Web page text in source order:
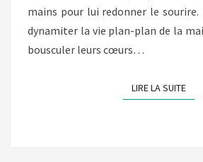
mains pour lui redonner le sourire.
dynamiter la vie plan-plan de la
bousculer leurs cœurs…
LIRE LA SUITELIRE